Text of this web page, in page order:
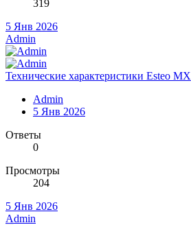
319
5 Янв 2026
Admin
Технические характеристики Esteo MX
Admin
5 Янв 2026
Ответы
0
Просмотры
204
5 Янв 2026
Admin